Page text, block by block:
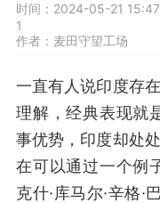
时间：2024-05-21
1
作者：麦田守望工场
一直有人说印度存
理解，经典表现就
事优势，印度却处
在可以通过一个例
克什·库马尔·辛格·